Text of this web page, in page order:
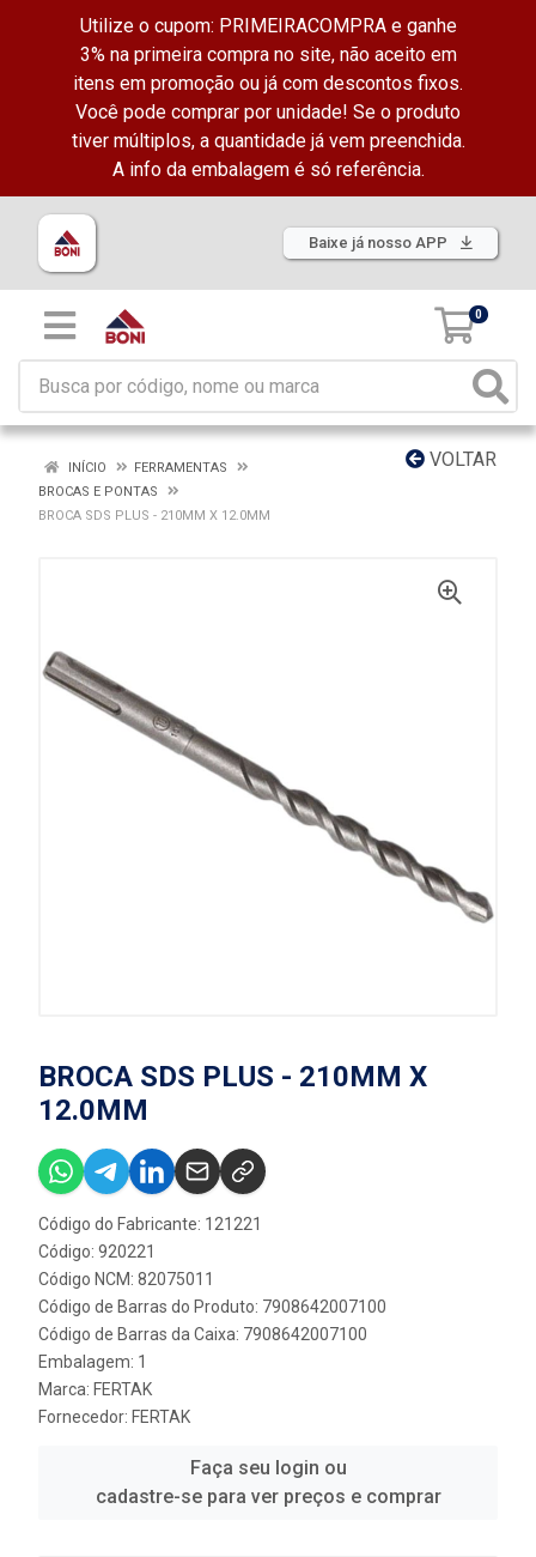
Utilize o cupom: PRIMEIRACOMPRA e ganhe
3% na primeira compra no site, não aceito em
itens em promoção ou já com descontos fixos.
Você pode comprar por unidade! Se o produto
tiver múltiplos, a quantidade já vem preenchida.
A info da embalagem é só referência.
Baixe já nosso APP
0
VOLTAR
INÍCIO
FERRAMENTAS
BROCAS E PONTAS
BROCA SDS PLUS - 210MM X 12.0MM
BROCA SDS PLUS - 210MM X
12.0MM
Código do Fabricante: 121221
Código: 920221
Código NCM: 82075011
Código de Barras do Produto: 7908642007100
Código de Barras da Caixa: 7908642007100
Embalagem: 1
Marca: FERTAK
Fornecedor: FERTAK
Faça seu login ou
cadastre-se para ver preços e comprar